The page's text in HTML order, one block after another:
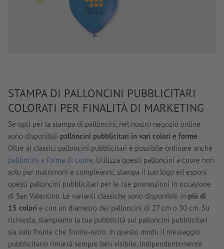
STAMPA DI PALLONCINI PUBBLICITARI
COLORATI PER FINALITÀ DI MARKETING
Se opti per la stampa di palloncini, nel nostro negozio online
sono disponibili palloncini pubblicitari in vari colori e forme.
Oltre ai classici palloncini pubblicitari è possibile ordinare anche
palloncini a forma di cuore. Utilizza questi palloncini a cuore non
solo per matrimoni e compleanni; stampa il tuo logo ed esponi
questi palloncini pubblicitari per le tue promozioni in occasione
di San Valentino. Le varianti classiche sono disponibili in più di
15 colori e con un diametro dei palloncini di 27 cm o 30 cm. Su
richiesta, stampiamo la tua pubblicità sui palloncini pubblicitari
sia solo fronte che fronte-retro. In questo modo il messaggio
pubblicitario rimarrà sempre ben visibile, indipendentemente